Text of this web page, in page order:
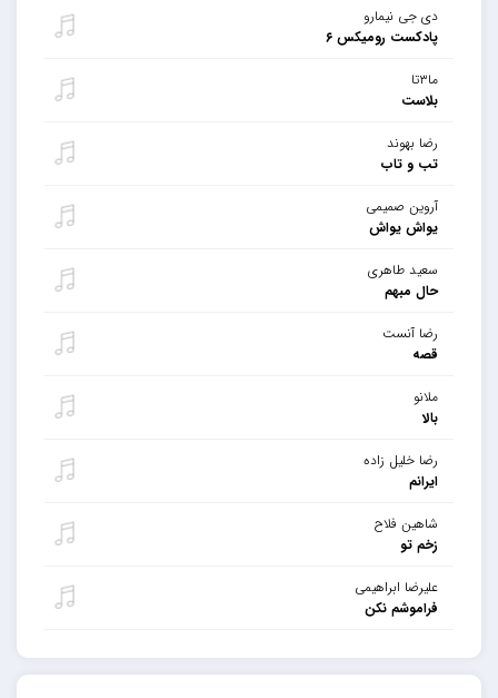
دی جی نیمارو
پادکست رومیکس ۶
ما۳تا
بلاست
رضا بهوند
تب و تاب
آروین صمیمی
یواش یواش
سعید طاهری
حال مبهم
رضا آنست
قصه
ملانو
بالا
رضا خلیل زاده
ایرانم
شاهین فلاح
زخم تو
علیرضا ابراهیمی
فراموشم نکن